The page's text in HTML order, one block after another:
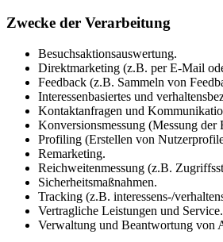
Zwecke der Verarbeitung
Besuchsaktionsauswertung.
Direktmarketing (z.B. per E-Mail
Feedback (z.B. Sammeln von
Interessenbasiertes und
Kontaktanfragen und
Konversionsmessung (Messung
Profiling (Erstellen von
Remarketing.
Reichweitenmessung (z.B.
Sicherheitsmaßnahmen.
Tracking (z.B. interessens-/
Vertragliche Leistungen und Service.
Verwaltung und Beantwortung von